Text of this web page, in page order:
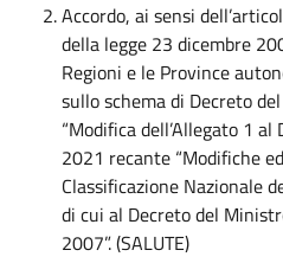
Accordo, ai sensi
della legge 23 dicembre
Regioni e le Province
sullo schema di Decreto
“Modifica dell’Allegato 1
2021 recante “Modifiche
Classificazione Nazionale
di cui al Decreto del
2007”. (SALUTE)